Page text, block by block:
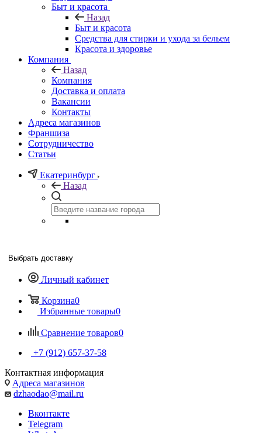
Быт и красота
Назад
Быт и красота
Средства для стирки и ухода за бельем
Красота и здоровье
Компания
Назад
Компания
Доставка и оплата
Вакансии
Контакты
Адреса магазинов
Франшиза
Сотрудничество
Статьи
Екатеринбург
Назад
Выбрать доставку
Личный кабинет
Корзина0
Избранные товары0
Сравнение товаров0
+7 (912) 657-37-58
Контактная информация
Адреса магазинов
dzhaodao@mail.ru
Вконтакте
Telegram